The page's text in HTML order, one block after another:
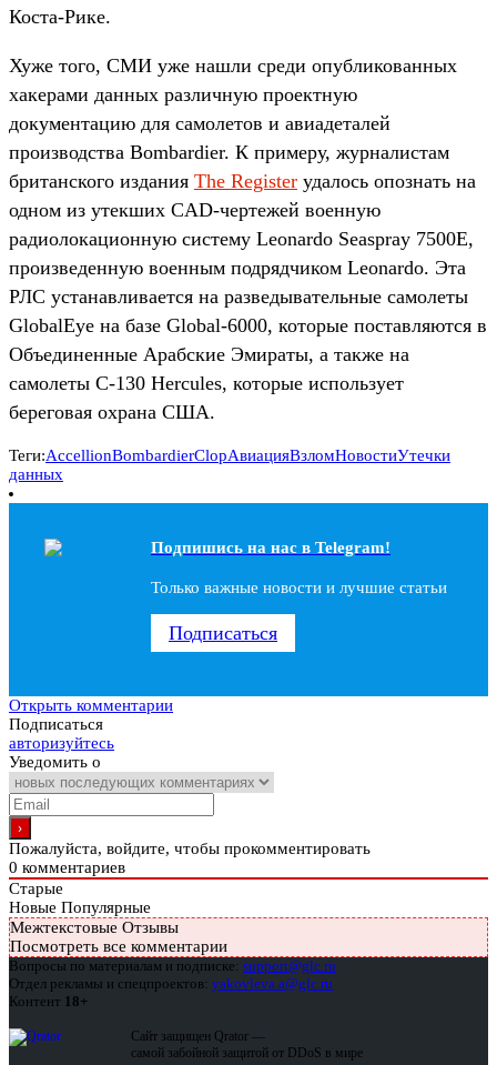
Коста-Рике.
Хуже того, СМИ уже нашли среди опубликованных
хакерами данных различную проектную
документацию для самолетов и авиадеталей
производства Bombardier. К примеру, журналистам
британского издания The Register удалось опознать на
одном из утекших CAD-чертежей военную
радиолокационную систему Leonardo Seaspray 7500E,
произведенную военным подрядчиком Leonardo. Эта
РЛС устанавливается на разведывательные самолеты
GlobalEye на базе Global-6000, которые поставляются в
Объединенные Арабские Эмираты, а также на
самолеты C-130 Hercules, которые использует
береговая охрана США.
Теги:AccellionBombardierClopАвиацияВзломНовостиУтечки
данных
Подпишись на наc в Telegram!
Только важные новости и лучшие статьи
Подписаться
Открыть комментарии
Подписаться
авторизуйтесь
Уведомить о
Пожалуйста, войдите, чтобы прокомментировать
0 комментариев
Старые
Новые Популярные
Межтекстовые Отзывы
Посмотреть все комментарии
Вопросы по материалам и подписке: support@glc.ru
Отдел рекламы и спецпроектов: yakovleva.a@glc.ru
Контент 18+
Сайт защищен Qrator —
самой забойной защитой от DDoS в мире